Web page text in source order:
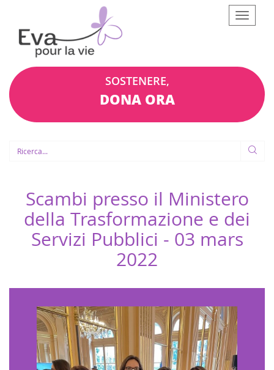
Afficher
le
SOSTENERE,
DONA ORA
Scambi presso il Ministero
della Trasformazione e dei
Servizi Pubblici - 03 mars
2022